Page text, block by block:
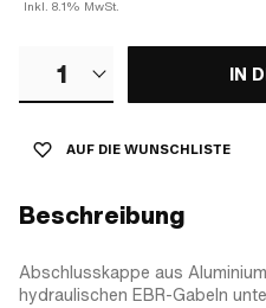
Inkl. 8.1% MwSt.
1 IN
AUF DIE WUNSCHLISTE
Beschreibung
Abschlusskappe aus
hydraulischen EBR-Gabeln